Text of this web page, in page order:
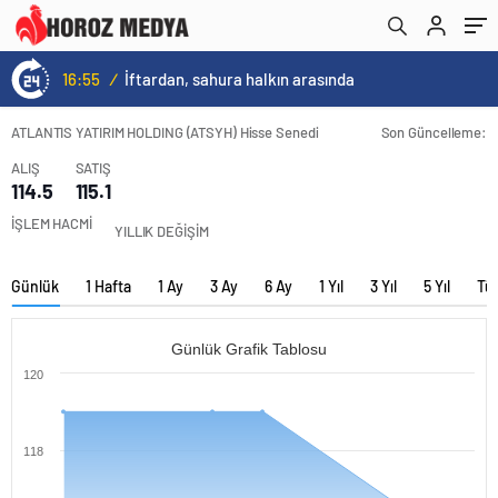
16:55 / İftardan, sahura halkın arasında
ATLANTIS YATIRIM HOLDING (ATSYH) Hisse Senedi
Son Güncelleme:
ALIŞ
114.5
SATIŞ
115.1
İŞLEM HACMİ YILLIK DEĞİŞİM
Günlük 1 Hafta 1 Ay 3 Ay 6 Ay 1 Yıl 3 Yıl 5 Yıl
Günlük Grafik Tablosu
118
120